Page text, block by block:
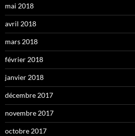
mai 2018
avril 2018
mars 2018
février 2018
janvier 2018
décembre 2017
novembre 2017
octobre 2017